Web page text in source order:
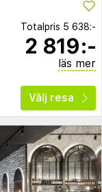
Totalpris 5 638:-
2 819:-
läs mer
Välj resa